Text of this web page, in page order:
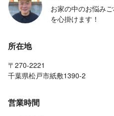
お家の中のお悩み
を心掛けます！
所在地
〒270-2221
千葉県松戸市紙敷1390-2
営業時間